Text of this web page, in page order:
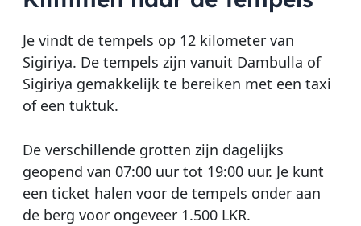
Je vindt de tempels op 12 kilometer van
Sigiriya. De tempels zijn vanuit Dambulla of
Sigiriya gemakkelijk te bereiken met een taxi
of een tuktuk.
De verschillende grotten zijn dagelijks
geopend van 07:00 uur tot 19:00 uur. Je kunt
een ticket halen voor de tempels onder aan
de berg voor ongeveer 1.500 LKR.